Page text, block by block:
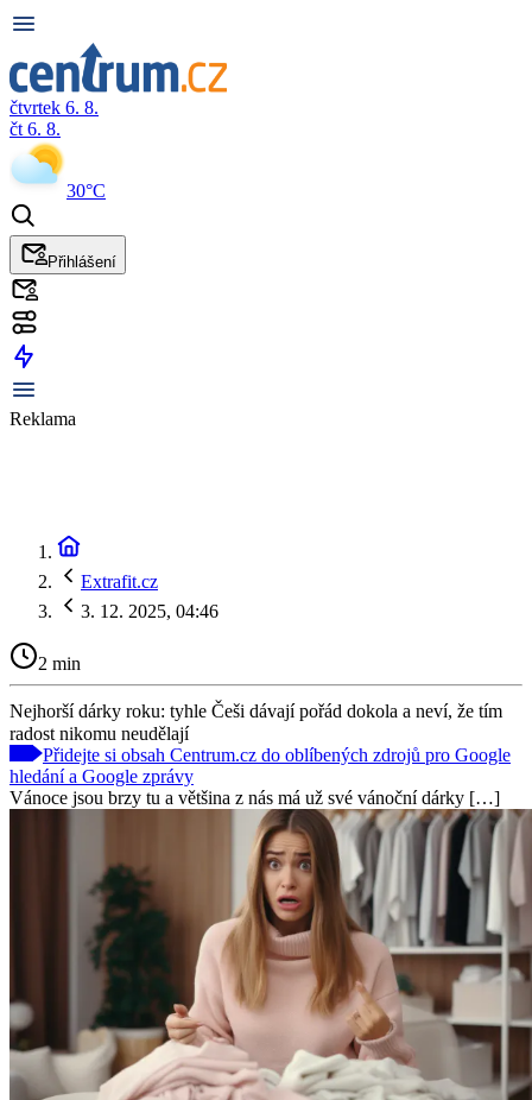
čtvrtek 6. 8.
čt 6. 8.
30°C
Přihlášení
Reklama
Extrafit.cz
3. 12. 2025, 04:46
2 min
Nejhorší dárky roku: tyhle Češi dávají pořád dokola a neví, že tím
radost nikomu neudělají
Přidejte si obsah Centrum.cz do oblíbených zdrojů pro Google
hledání a Google zprávy
Vánoce jsou brzy tu a většina z nás má už své vánoční dárky […]